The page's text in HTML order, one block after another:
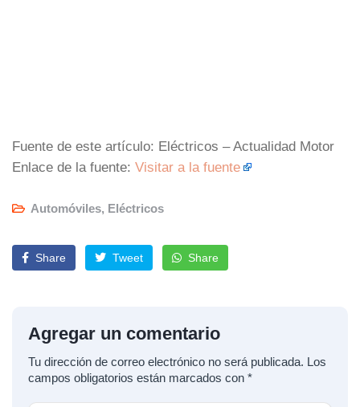
Fuente de este artículo: Eléctricos – Actualidad Motor
Enlace de la fuente: Visitar a la fuente
Automóviles, Eléctricos
Share Tweet Share
Agregar un comentario
Tu dirección de correo electrónico no será publicada. Los
campos obligatorios están marcados con *